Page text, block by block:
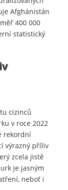
Afghánistán
400 000
statistický
cizinců
v roce 2022
rekordní
výrazný příliv
zcela jistě
je jasným
neboť i